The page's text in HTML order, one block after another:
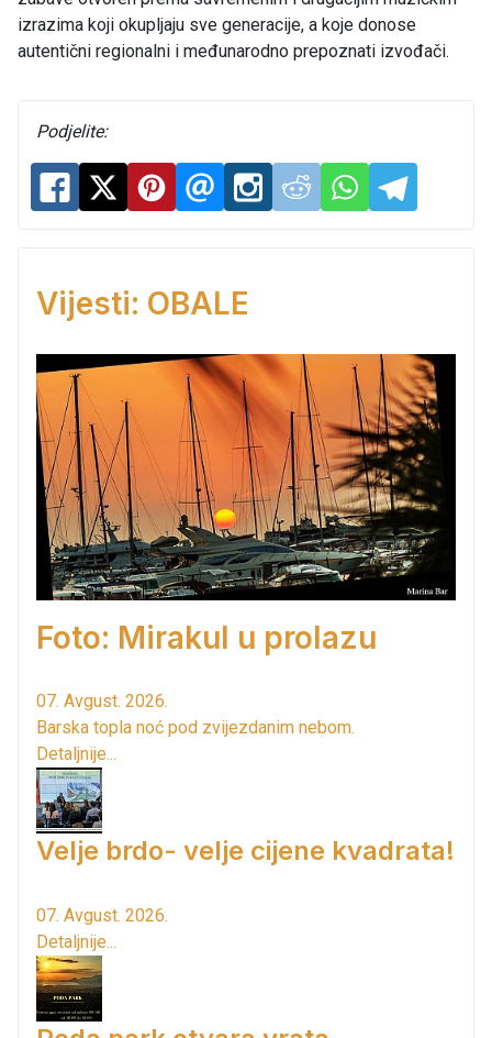
izrazima koji okupljaju sve generacije, a koje donose
autentični regionalni i međunarodno prepoznati izvođači.
Podjelite:
Vijesti: OBALE
Foto: Mirakul u prolazu
07. Avgust. 2026.
Barska topla noć pod zvijezdanim nebom.
Detaljnije...
Velje brdo- velje cijene kvadrata!
07. Avgust. 2026.
Detaljnije...